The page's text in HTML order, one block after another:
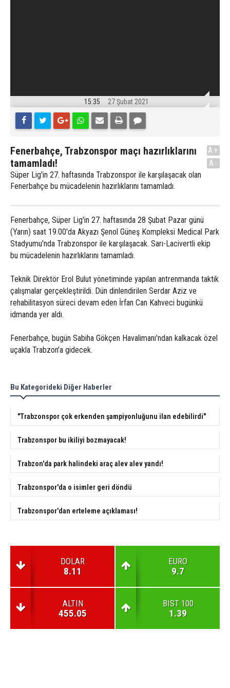
15:35 27 Şubat 2021
Fenerbahçe, Trabzonspor maçı hazırlıklarını
tamamladı!
Süper Lig'in 27. haftasında Trabzonspor ile karşılaşacak olan
Fenerbahçe bu mücadelenin hazırlıklarını tamamladı.
A+
A-
Fenerbahçe, Süper Lig'in 27. haftasında 28 Şubat Pazar günü
(Yarın) saat 19.00'da Akyazı Şenol Güneş Kompleksi Medical Park
Stadyumu'nda Trabzonspor ile karşılaşacak. Sarı-Lacivertli ekip
bu mücadelenin hazırlıklarını tamamladı.
Teknik Direktör Erol Bulut yönetiminde yapılan antrenmanda taktik
çalışmalar gerçekleştirildi. Dün dinlendirilen Serdar Aziz ve
rehabilitasyon süreci devam eden İrfan Can Kahveci bugünkü
idmanda yer aldı.
Fenerbahçe, bugün Sabiha Gökçen Havalimanı'ndan kalkacak özel
uçakla Trabzon'a gidecek.
Bu Kategorideki Diğer Haberler
"Trabzonspor çok erkenden şampiyonluğunu ilan edebilirdi"
Trabzonspor bu ikiliyi bozmayacak!
Trabzon'da park halindeki araç alev alev yandı!
Trabzonspor'da o isimler geri döndü
Trabzonspor'dan erteleme açıklaması!
DOLAR
8.11
EURO
9.7
ALTIN
455.05
BIST 100
1.39